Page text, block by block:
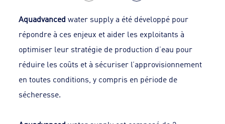
Aquadvancedwater supply a été développé pour
répondre à ces enjeux et aider les exploitants à
optimiser leur stratégie de production d’eau pour
réduire les coûts et à sécuriser l’approvisionnement
en toutes conditions, y compris en période de
sécheresse.